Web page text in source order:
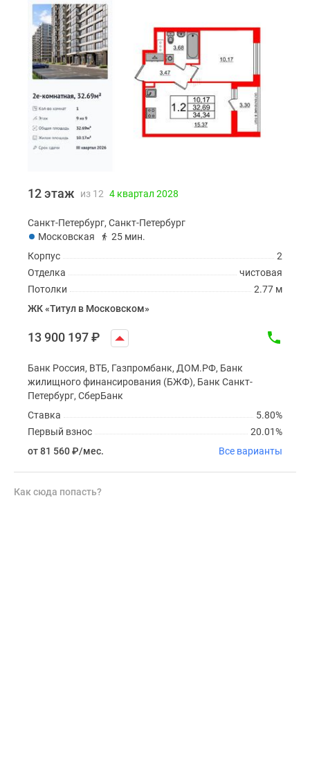
12 этаж из 12 4 квартал 2028
Санкт-Петербург, Санкт-Петербург
Московская
25 мин.
2
Корпус
чистовая
Отделка
2.77 м
Потолки
ЖК «Титул в Московском»
13 900 197₽
Банк Россия, ВТБ, Газпромбанк, ДОМ.РФ, Банк
жилищного финансирования (БЖФ), Банк Санкт-
Петербург, СберБанк
5.80%
Ставка
20.01%
Первый взнос
от 81 560₽/мес. Все варианты
Как сюда попасть?